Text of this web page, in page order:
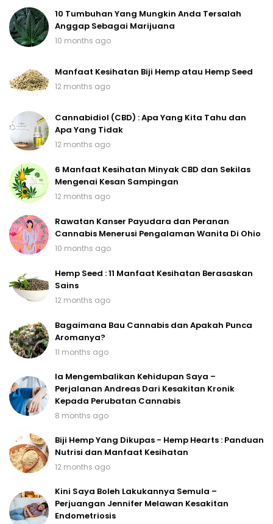
10 Tumbuhan Yang Mungkin Anda Tersalah
Anggap Sebagai Marijuana
10 months ago
Manfaat Kesihatan Biji Hemp atau Hemp Seed
12 months ago
Cannabidiol (CBD) : Apa Yang Kita Tahu dan
Apa Yang Tidak
12 months ago
6 Manfaat Kesihatan Minyak CBD dan Sekilas
Mengenai Kesan Sampingan
12 months ago
Rawatan Kanser Payudara dan Peranan
Cannabis Menerusi Pengalaman Wanita Di Ohio
10 months ago
Hemp Seed : 11 Manfaat Kesihatan Berasaskan
Sains
12 months ago
Bagaimana Bau Cannabis dan Apakah Punca
Aromanya?
11 months ago
Ia Mengembalikan Kehidupan Saya –
Perjalanan Andreas Dari Kesakitan Kronik
Kepada Perubatan Cannabis
8 months ago
Biji Hemp Yang Dikupas - Hemp Hearts : Panduan
Nutrisi dan Manfaat Kesihatan
12 months ago
Kini Saya Boleh Lakukannya Semula –
Perjuangan Jennifer Melawan Kesakitan
Endometriosis